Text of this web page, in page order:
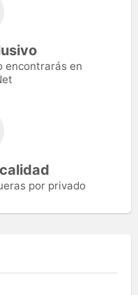
encontrarás en
por privado